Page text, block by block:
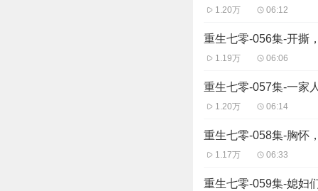
1.20万 06:12
重生七零-056集-开撕
1.19万 06:06
重生七零-057集-一家
1.20万 06:14
重生七零-058集-胸怀
1.17万 06:33
重生七零-059集-媳妇